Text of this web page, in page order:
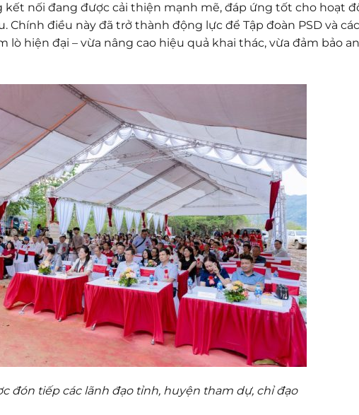
nối đang được cải thiện mạnh mẽ, đáp ứng tốt cho hoạt
Chính điều này đã trở thành động lực để Tập đoàn PSD và
hiện đại – vừa nâng cao hiệu quả khai thác, vừa đảm bảo
đón tiếp các lãnh đạo tỉnh, huyện tham dự, chỉ đạo